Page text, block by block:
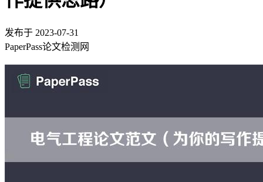
发布于 2023-07-31
PaperPass论文检测网